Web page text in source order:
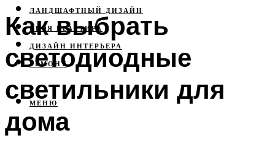
ЛАНДШАФТНЫЙ ДИЗАЙН
СВОЯ КВАРТИРА
ДИЗАЙН ИНТЕРЬЕРА
РЕМОНТ
МЕНЮ
Как выбрать
светодиодные
светильники для
дома